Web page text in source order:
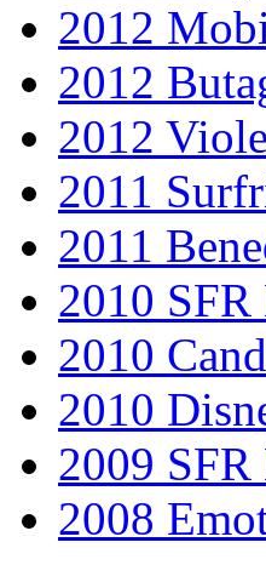
2012
2012
2012
2011
2011
2010 SFR
2010
2010
2009
2008